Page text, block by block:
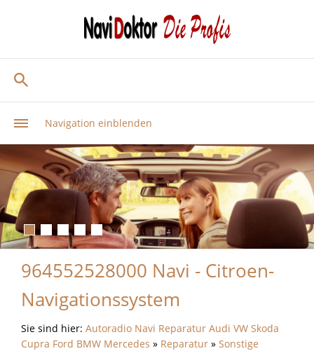
Navigation einblenden
964552528000 Navi - Citroen-
Navigationssystem
Sie sind hier: Autoradio Navi Reparatur Audi VW Skoda
Cupra Ford BMW Mercedes » Reparatur » Sonstige